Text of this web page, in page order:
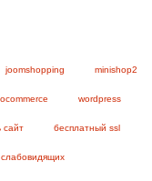
joomshopping minishop2
wordpress
сайт бесплатный ssl